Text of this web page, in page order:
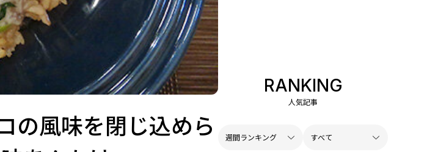
の風味を閉じ込めら
RANKING
人気記事